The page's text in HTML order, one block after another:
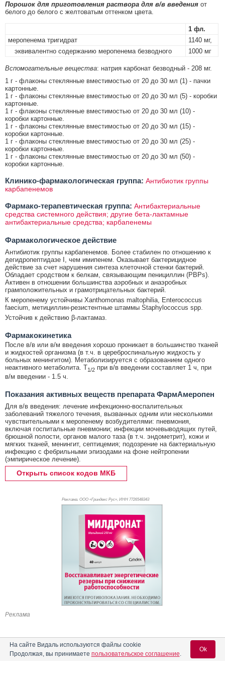
Порошок для приготовления раствора для в/в введения от
белого до белого с желтоватым оттенком цвета.
1 фл.
меропенема тригидрат
1140 мг,
эквивалентно содержанию меропенема безводного
1000 мг
Вспомогательные вещества: натрия карбонат безводный - 208 мг.
1 г - флаконы стеклянные вместимостью от 20 до 30 мл (1) - пачки
картонные.
1 г - флаконы стеклянные вместимостью от 20 до 30 мл (5) - коробки
картонные.
1 г - флаконы стеклянные вместимостью от 20 до 30 мл (10) -
коробки картонные.
1 г - флаконы стеклянные вместимостью от 20 до 30 мл (15) -
коробки картонные.
1 г - флаконы стеклянные вместимостью от 20 до 30 мл (25) -
коробки картонные.
1 г - флаконы стеклянные вместимостью от 20 до 30 мл (50) -
коробки картонные.
Клинико-фармакологическая группа: Антибиотик группы
карбапенемов
Фармако-терапевтическая группа: Антибактериальные
средства системного действия; другие бета-лактамные
антибактериальные средства; карбапенемы
Фармакологическое действие
Антибиотик группы карбапенемов. Более стабилен по отношению к
дегидропептидазе I, чем имипенем. Оказывает бактерицидное
действие за счет нарушения синтеза клеточной стенки бактерий.
Обладает сродством к белкам, связывающим пенициллин (PBPs).
Активен в отношении большинства аэробных и анаэробных
грамположительных и грамотрицательных бактерий.
К меропенему устойчивы Xanthomonas maltophilia, Enterococcus
faecium, метициллин-резистентные штаммы Staphylococcus spp.
Устойчив к действию β-лактамаз.
Фармакокинетика
После в/в или в/м введения хорошо проникает в большинство тканей
и жидкостей организма (в т.ч. в цереброспинальную жидкость у
больных менингитом). Метаболизируется с образованием одного
неактивного метаболита. T1/2 при в/в введении составляет 1 ч, при
в/м введении - 1.5 ч.
Показания активных веществ препарата ФармАмеропен
Для в/в введения: лечение инфекционно-воспалительных
заболеваний тяжелого течения, вызванных одним или несколькими
чувствительными к меропенему возбудителями: пневмония,
включая госпитальные пневмонии; инфекции мочевыводящих путей,
брюшной полости, органов малого таза (в т.ч. эндометрит), кожи и
мягких тканей, менингит, септицемия; подозрение на бактериальную
инфекцию с фебрильными эпизодами на фоне нейтропении
(эмпирическое лечение).
Открыть список кодов МКБ
Реклама. ООО «Гриндекс Рус», ИНН 7726548343
Реклама
На сайте Видаль используются файлы cookie
Продолжая, вы принимаете пользовательское соглашение.
Ok